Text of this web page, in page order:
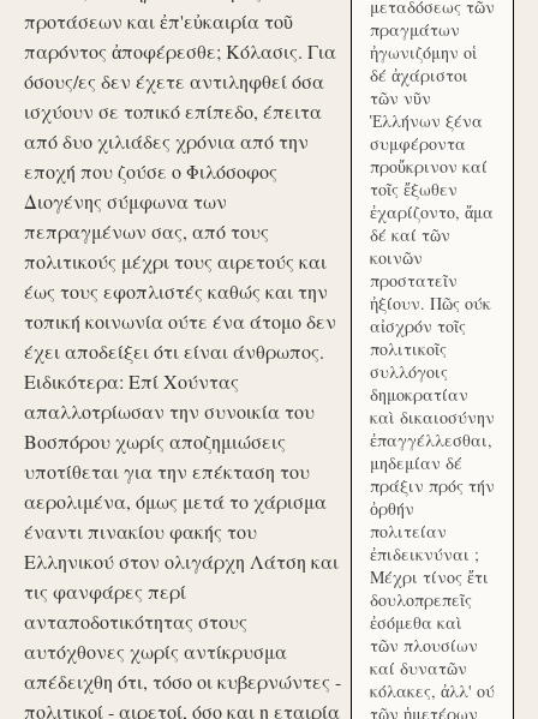
προτάσεων και ἐπ'εὐκαιρία τοῦ
παρόντος ἀποφέρεσθε; Κόλασις. Για
όσους/ες δεν έχετε αντιληφθεί όσα
ισχύουν σε τοπικό επίπεδο, έπειτα
από δυο χιλιάδες χρόνια από την
εποχή που ζούσε ο Φιλόσοφος
Διογένης σύμφωνα των
πεπραγμένων σας, από τους
πολιτικούς μέχρι τους αιρετούς και
έως τους εφοπλιστές καθώς και την
τοπική κοινωνία ούτε ένα άτομο δεν
έχει αποδείξει ότι είναι άνθρωπος.
Ειδικότερα: Επί Χούντας
απαλλοτρίωσαν την συνοικία του
Βοσπόρου χωρίς αποζημιώσεις
υποτίθεται για την επέκταση του
αερολιμένα, όμως μετά το χάρισμα
έναντι πινακίου φακής του
Ελληνικού στον ολιγάρχη Λάτση και
τις φανφάρες περί
ανταποδοτικότητας στους
αυτόχθονες χωρίς αντίκρυσμα
απέδειχθη ότι, τόσο οι κυβερνώντες -
πολιτικοί - αιρετοί, όσο και η εταιρία
μεταδόσεως τῶν
πραγμάτων
ἠγωνιζόμην οἱ
δέ ἀχάριστοι
τῶν νῦν
Ἑλλήνων ξένα
συμφέροντα
προὔκρινον καί
τοῖς ἔξωθεν
ἐχαρίζοντο, ἅμα
δέ καί τῶν
κοινῶν
προστατεῖν
ἠξίουν. Πῶς ούκ
αἰσχρόν τοῖς
πολιτικοῖς
συλλόγοις
δημοκρατίαν
καὶ δικαιοσύνην
ἐπαγγέλλεσθαι,
μηδεμίαν δέ
πράξιν πρός τήν
ὀρθήν
πολιτείαν
ἐπιδεικνύναι ;
Μέχρι τίνος ἔτι
δουλοπρεπεῖς
ἐσόμεθα καὶ
τῶν πλουσίων
καί δυνατῶν
κόλακες, ἀλλ' ού
τῶν ἡμετέρων